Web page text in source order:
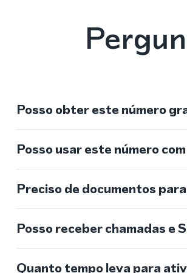
Posso obter este número
Posso usar este número
Preciso de documentos
Posso receber chamadas e
Quanto tempo leva para